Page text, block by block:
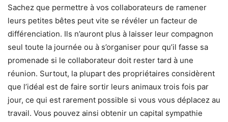
Sachez que permettre à vos collaborateurs de ramener
leurs petites bêtes peut vite se révéler un facteur de
différenciation. Ils n’auront plus à laisser leur compagnon
seul toute la journée ou à s’organiser pour qu’il fasse sa
promenade si le collaborateur doit rester tard à une
réunion. Surtout, la plupart des propriétaires considèrent
que l’idéal est de faire sortir leurs animaux trois fois par
jour, ce qui est rarement possible si vous vous déplacez au
travail. Vous pouvez ainsi obtenir un capital sympathie